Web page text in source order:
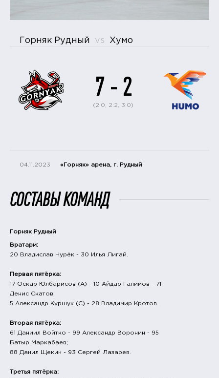
Горняк Рудный vs Хумо
7 - 2
(2:0, 2:2, 3:0)
04.11.2023 «Горняк» арена, г. Рудный
СОСТАВЫ КОМАНД
Горняк Рудный
Вратари:
20 Владислав Нурёк - 30 Илья Лигай.
Первая пятёрка:
17 Оскар Юлбарисов (А) - 10 Айдар Галимов - 71
Денис Скатов;
5 Александр Куршук (С) - 28 Владимир Кротов.
Вторая пятёрка:
61 Даниил Войтко - 99 Александр Воронин - 95
Батыр Маркабаев;
88 Данил Щекин - 93 Сергей Лазарев.
Третья пятёрка: